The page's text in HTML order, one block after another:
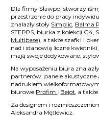
Dla firmy Sławpol
przestrzenie do pracy
znalazły stoły Simplic, Balma
STEPPS, biurka z kolekcji G4,
Multibase), a także szafki i
nad i stanowią liczne kwietniki
mają swoje dedykowane,
Na wyposażeniu biura
partnerów: panele akustyczne
nadrukiem
biurowe Profim i Bejot, a
Za designem i
Aleksandra Mętlewicz.